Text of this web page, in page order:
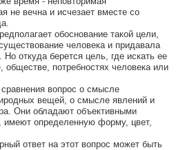
не вечна и исчезает вместе со
обоснование такой цели,
человека и придавала
откуда берется цель, где искать ее
обществе, потребностях человека или
вопрос о смысле
вещей, о смысле явлений и
Они обладают объективными
имеют определенную форму, цвет,
ответ на этот вопрос может быть